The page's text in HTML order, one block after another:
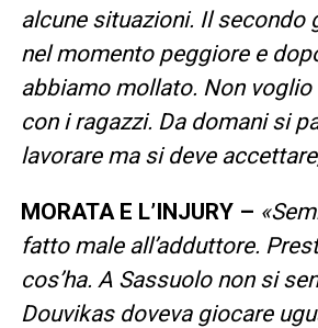
alcune situazioni. Il secondo
nel momento peggiore e
abbiamo mollato. Non voglio
con i ragazzi. Da domani si
lavorare ma si deve
MORATA E L’INJURY –
fatto male all’adduttore.
cos’ha. A Sassuolo non si
Douvikas doveva giocare